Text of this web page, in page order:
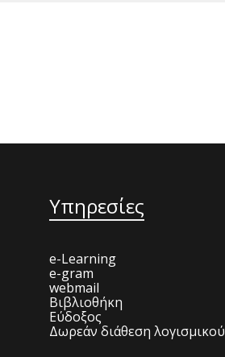
Υπηρεσίες
e-Learning
e-gram
webmail
Βιβλιοθήκη
Εύδοξος
Δωρεάν διάθεση λογισμικού